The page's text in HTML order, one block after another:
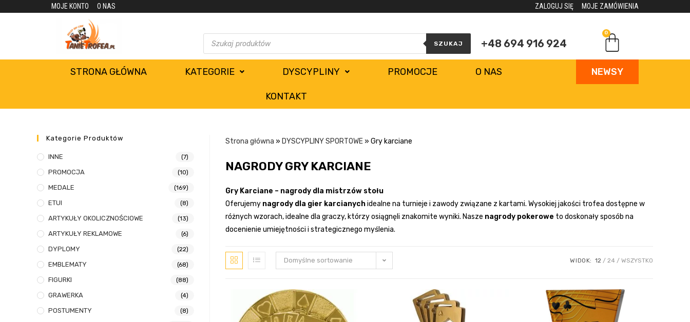
MOJE KONTO O NAS ZALOGUJ SIĘ MOJE ZAMÓWIENIA
SZUKAJ +48 694 916 924
0
STRONA GŁÓWNA KATEGORIE DYSCYPLINY PROMOCJE O NAS
KONTAKT
NEWSY
Strona główna » DYSCYPLINY SPORTOWE » Gry karciane
NAGRODY GRY KARCIANE
Gry Karciane – nagrody dla mistrzów stołu
Oferujemy nagrody dla gier karcianychidealne na turnieje i zawody związane z kartami. Wysokiej jakości trofea dostępne w
różnych wzorach, idealne dla graczy, którzy osiągnęli znakomite wyniki. Nasze nagrody pokerowe to doskonały sposób na
docenienie umiejętności i strategicznego myślenia.
Domyślne sortowanie WIDOK: 12 24 WSZYSTKO
Kategorie Produktów
INNE (7)
PROMOCJA (10)
MEDALE (169)
ETUI (8)
ARTYKUŁY OKOLICZNOŚCIOWE (13)
ARTYKUŁY REKLAMOWE (6)
DYPLOMY (22)
EMBLEMATY (68)
FIGURKI (88)
GRAWERKA (4)
POSTUMENTY (8)